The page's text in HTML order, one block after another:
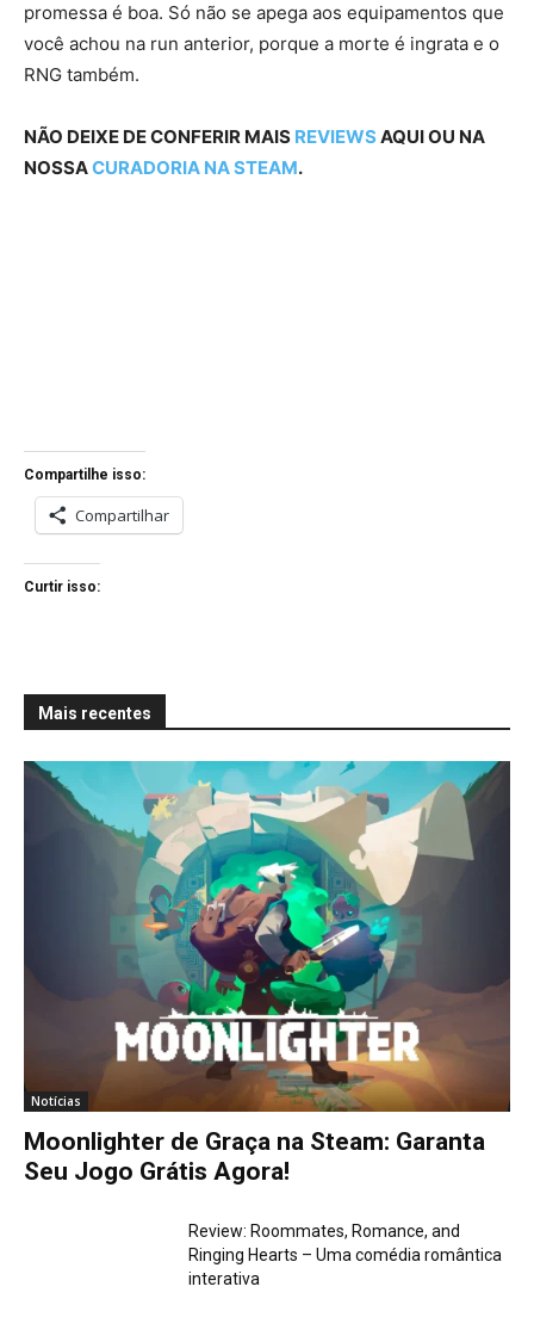
promessa é boa. Só não se apega aos equipamentos que
você achou na run anterior, porque a morte é ingrata e o
RNG também.
NÃO DEIXE DE CONFERIR MAIS REVIEWS AQUI OU NA
NOSSACURADORIA NA STEAM.
Compartilhe isso:
Compartilhar
Curtir isso:
Mais recentes
Notícias
Moonlighter de Graça na Steam: Garanta
Seu Jogo Grátis Agora!
Review: Roommates, Romance, and
Ringing Hearts – Uma comédia romântica
interativa